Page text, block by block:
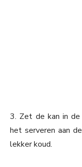
3. Zet de kan in
het serveren aan
lekker koud.